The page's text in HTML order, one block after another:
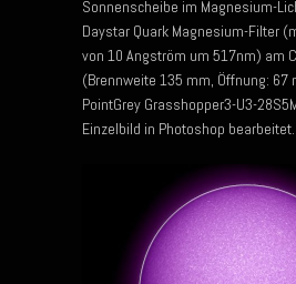
Sonnenscheibe im Magnesium-
Daystar Quark Magnesium-Filter
von 10 Angström um 517nm) am
(Brennweite 135 mm, Öffnung: 67
PointGrey Grasshopper3-U3-
Einzelbild in Photoshop bearbeitet.